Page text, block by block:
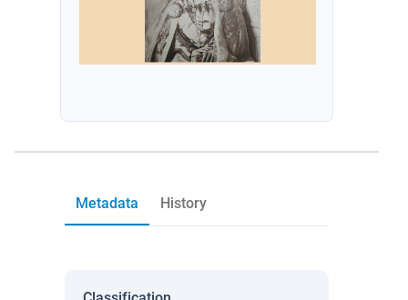
Metadata History